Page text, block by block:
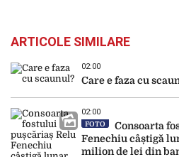
ARTICOLE SIMILARE
02:00
Care e faza cu
02:00
FOTO
Consoarta
Fenechiu câștigă
milion de lei din